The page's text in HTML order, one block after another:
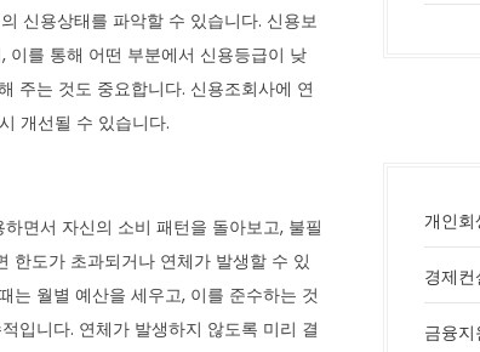
신용상태를 파악할 수 있습니다. 신용보
이를 통해 어떤 부분에서 신용등급이 낮
주는 것도 중요합니다. 신용조회사에 연
개선될 수 있습니다.
면서 자신의 소비 패턴을 돌아보고, 불필
한도가 초과되거나 연체가 발생할 수 있
는 월별 예산을 세우고, 이를 준수하는 것
입니다. 연체가 발생하지 않도록 미리 결
개인회
경제컨
금융지